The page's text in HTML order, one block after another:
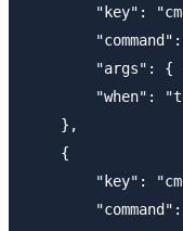
"key":
"args": {
"when":
    },
    {
"key":